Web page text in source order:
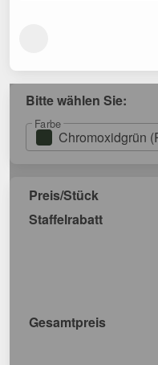
Bitte wählen Sie:
Farbe
Chromoxidgrün
Preis/Stück
Staffelrabatt
Gesamtpreis